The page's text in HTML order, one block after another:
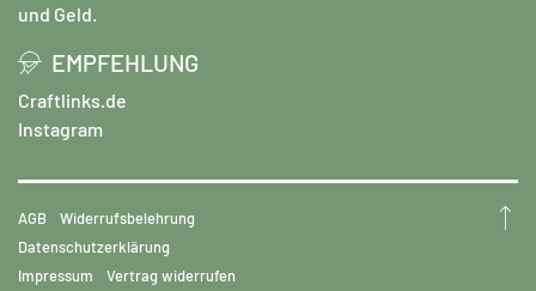
und Geld.
EMPFEHLUNG
Craftlinks.de
Instagram
AGB
Widerrufsbelehrung
Datenschutzerklärung
Impressum
Vertrag widerrufen